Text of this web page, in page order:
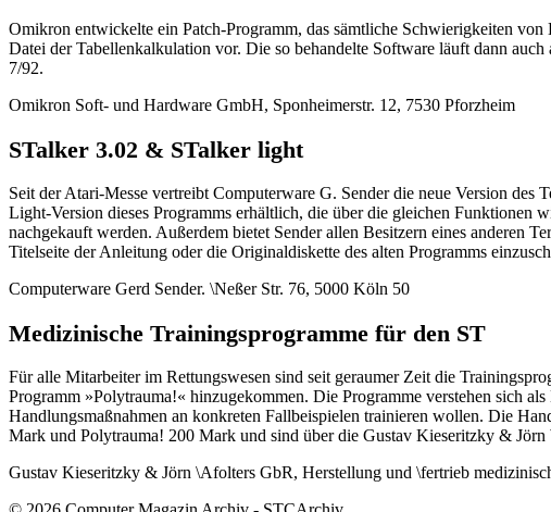
Omikron entwickelte ein Patch-Programm, das sämtliche Schwierigkeiten
Datei der Tabellenkalkulation vor. Die so behandelte Software läuft dann
7/92.
Omikron Soft- und Hardware GmbH, Sponheimerstr. 12, 7530 Pforzheim
STalker 3.02 & STalker light
Seit der Atari-Messe vertreibt Computerware G. Sender die neue Version
Light-Version dieses Programms erhältlich, die über die gleichen
nachgekauft werden. Außerdem bietet Sender allen Besitzern eines anderen
Titelseite der Anleitung oder die Originaldiskette des alten Programms
Computerware Gerd Sender. \Neßer Str. 76, 5000 Köln 50
Medizinische Trainingsprogramme für den ST
Für alle Mitarbeiter im Rettungswesen sind seit geraumer Zeit die
Programm »Polytrauma!« hinzugekommen. Die Programme verstehen sich
Handlungsmaßnahmen an konkreten Fallbeispielen trainieren wollen. Die
Mark und Polytrauma! 200 Mark und sind über die Gustav Kieseritzky & Jörn
Gustav Kieseritzky & Jörn \Afolters GbR, Herstellung und \fertrieb